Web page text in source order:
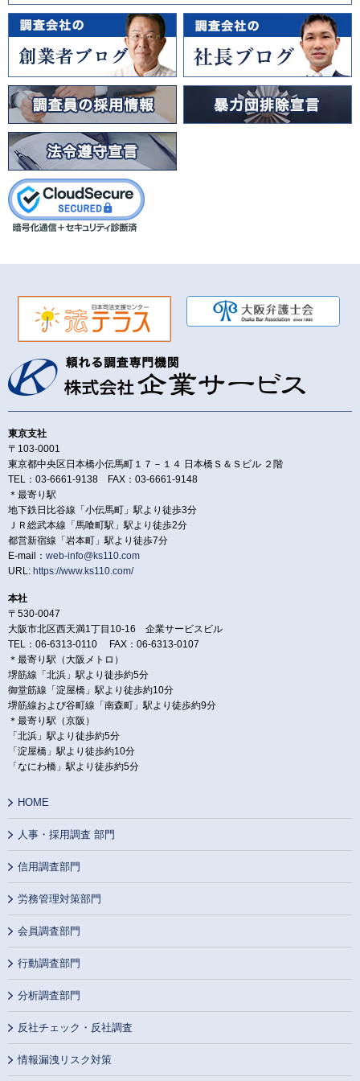
東京支社
〒103-0001
東京都中央区日本橋小伝馬町１７－１４ 日本橋Ｓ＆Ｓビル ２階
TEL：03-6661-9138 FAX：03-6661-9148
＊最寄り駅
地下鉄日比谷線「小伝馬町」駅より徒歩3分
ＪＲ総武本線「馬喰町駅」駅より徒歩2分
都営新宿線「岩本町」駅より徒歩7分
E-mail： web-info@ks110.com
URL: https://www.ks110.com/
本社
〒530-0047
大阪市北区西天満1丁目10-16 企業サービスビル
TEL：06-6313-0110 FAX：06-6313-0107
＊最寄り駅（大阪メトロ）
堺筋線「北浜」駅より徒歩約5分
御堂筋線「淀屋橋」駅より徒歩約10分
堺筋線および谷町線「南森町」駅より徒歩約9分
＊最寄り駅（京阪）
「北浜」駅より徒歩約5分
「淀屋橋」駅より徒歩約10分
「なにわ橋」駅より徒歩約5分
HOME
人事・採用調査 部門
信用調査部門
労務管理対策部門
会員調査部門
行動調査部門
分析調査部門
反社チェック・反社調査
情報漏洩リスク対策